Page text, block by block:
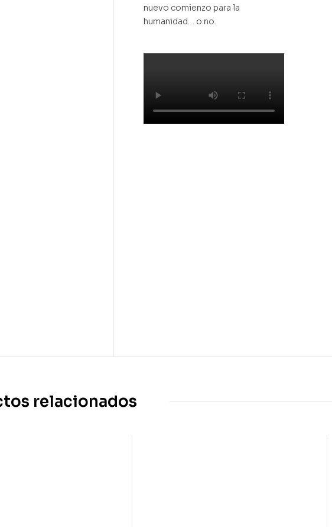
nuevo comienzo para la
humanidad… o no.
relacionados